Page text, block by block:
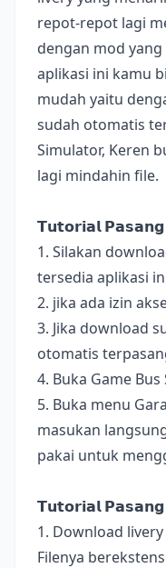
repot-repot lagi
dengan mod
aplikasi ini kamu
mudah yaitu
sudah otomatis
Simulator, Keren
lagi mindahin file.
𝗧𝘂𝘁𝗼𝗿𝗶𝗮𝗹
1. Silakan
tersedia aplikasi
2. jika ada izin
3. Jika download
otomatis
4. Buka Game
5. Buka menu
masukan
pakai untuk
𝗧𝘂𝘁𝗼𝗿𝗶𝗮𝗹 𝗣𝗮𝘀𝗮𝗻𝗴
1. Download
Filenya